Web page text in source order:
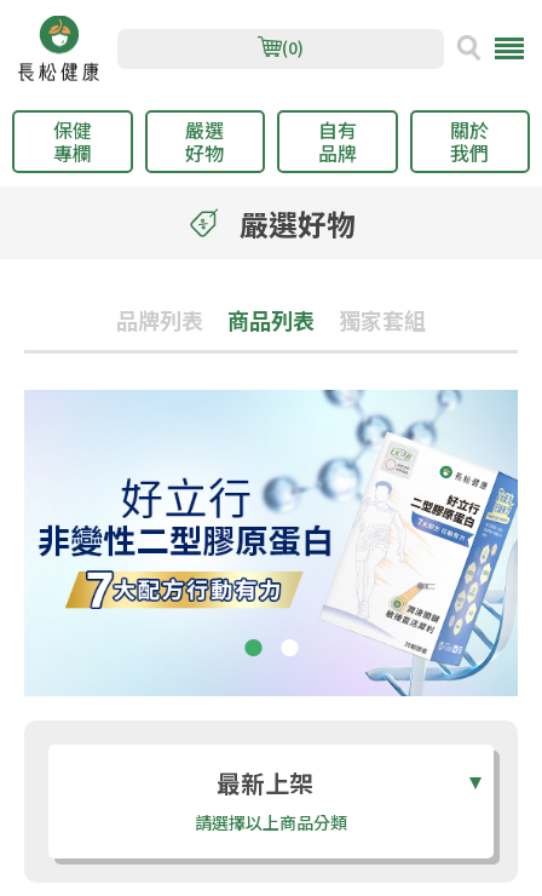
(0)
保健
專欄
嚴選
好物
自有
品牌
關於
我們
嚴選好物
品牌列表 商品列表 獨家套組
最新上架
請選擇以上商品分類